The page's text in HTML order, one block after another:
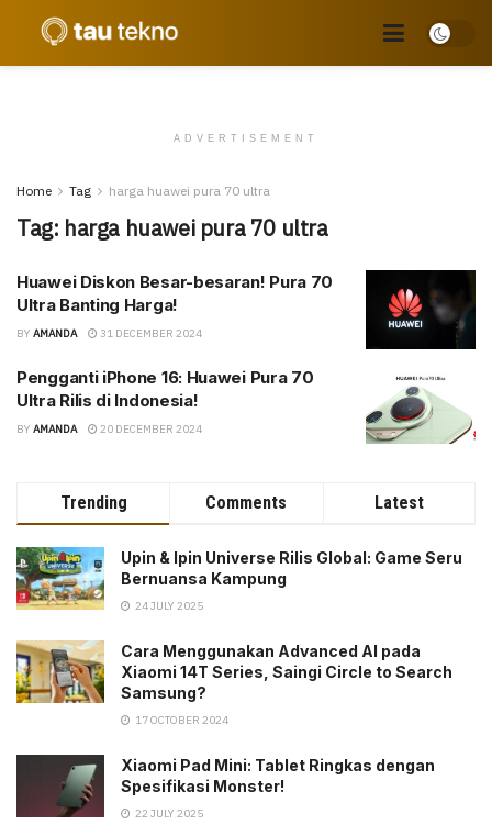
ADVERTISEMENT
Home Tag harga huawei pura 70 ultra
Tag: harga huawei pura 70 ultra
Huawei Diskon Besar-besaran! Pura 70
Ultra Banting Harga!
BY AMANDA 31 DECEMBER 2024
Pengganti iPhone 16: Huawei Pura 70
Ultra Rilis di Indonesia!
BY AMANDA 20 DECEMBER 2024
Trending Comments Latest
Upin & Ipin Universe Rilis Global: Game Seru
Bernuansa Kampung
24 JULY 2025
Cara Menggunakan Advanced AI pada
Xiaomi 14T Series, Saingi Circle to Search
Samsung?
17 OCTOBER 2024
Xiaomi Pad Mini: Tablet Ringkas dengan
Spesifikasi Monster!
22 JULY 2025